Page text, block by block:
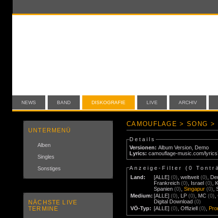
NEWS BAND DISKOGRAFIE LIVE ARCHIV
UNTERMENÜ
Alben
Singles
Sonstiges
NÄCHSTE LIVE
TERMINE
CAMOUFLAGE > SONG >
Details
Versionen: Album Version, Demo
Lyrics: camouflage-music.com/
Anzeige-Filter (0
Land:
[ALLE] (0) ,weltweit (0)
Frankreich (0) Israel (0)
Spanien (0) ,Singapur (0) ,
Medium: [ALLE] (0) LP (0) MC (0) ,
Digital Download (0)
VÖ-Typ: [ALLE] (0) ,Offiziell (0)